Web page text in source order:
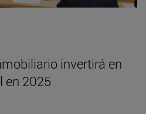
invertirá en
en 2025